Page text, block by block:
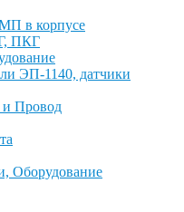
в корпусе
ПКГ
ЭП-1140, датчики
и Провод
Оборудование